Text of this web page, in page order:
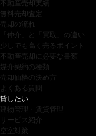
不動産売却実績
無料売却査定
売却の流れ
「仲介」と「買取」の違い
少しでも高く売るポイント
不動産売却に必要な書類
媒介契約の種類
売却価格の決め方
よくある質問
貸したい
建物管理・賃貸管理
サービス紹介
空室対策